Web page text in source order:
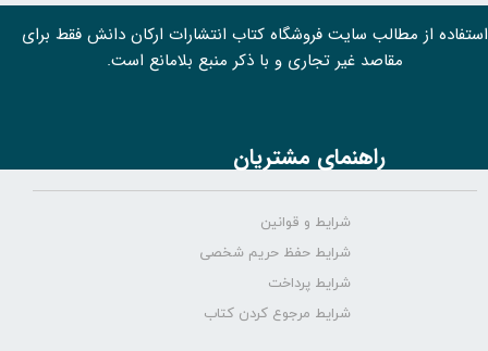
استفاده از مطالب سايت فروشگاه کتاب انتشارات ارکان دانش فقط برای
مقاصد غیر تجاری و با ذکر منبع بلامانع است.
راهنمای مشتریان
شرایط و قوانین
شرایط حفظ حریم شخصی
شرایط پرداخت
شرایط مرجوع کردن کتاب